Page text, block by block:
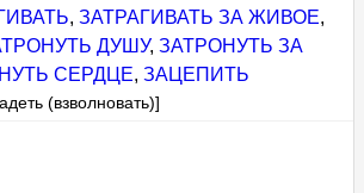
,ЗАТРАГИВАТЬ ЗА ЖИВОЕ,
ДУШУ,ЗАТРОНУТЬ ЗА
СЕРДЦЕ,ЗАЦЕПИТЬ
(взволновать)]